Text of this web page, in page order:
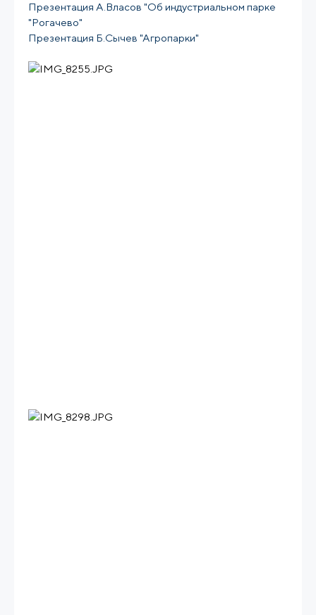
Презентация А.Власов "Об индустриальном парке
"Рогачево"
Презентация Б.Сычев "Агропарки"